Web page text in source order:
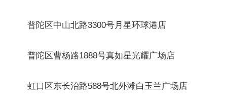
普陀区中山北路3300号月星环球港店
普陀区曹杨路1888号真如星光耀广场店
虹口区东长治路588号北外滩白玉兰广场店